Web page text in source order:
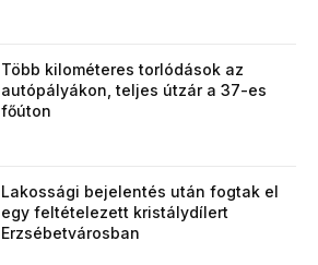
Több kilométeres torlódások az
autópályákon, teljes útzár a 37-es
főúton
Lakossági bejelentés után fogtak el
egy feltételezett kristálydílert
Erzsébetvárosban